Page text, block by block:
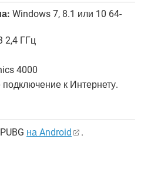
Windows 7, 8.1 или 10 64-
2,4 ГГц
4000
к Интернету.
на Android .